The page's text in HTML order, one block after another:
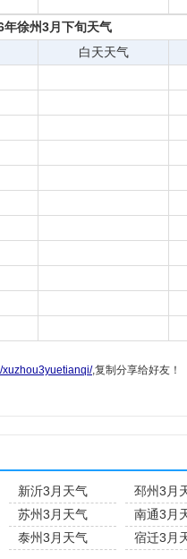
年徐州3月下旬天气
白天天气
xuzhou3yuetianqi/,复制分享给好友！
新沂3月天气 邳州3月
苏州3月天气 南通3月
泰州3月天气 宿迁3月